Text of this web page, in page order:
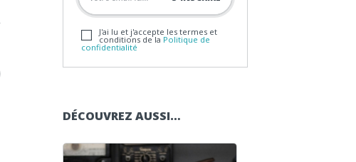
J'ai lu et j'accepte les termes et
conditions de la Politique de
confidentialité
DÉCOUVREZ AUSSI…